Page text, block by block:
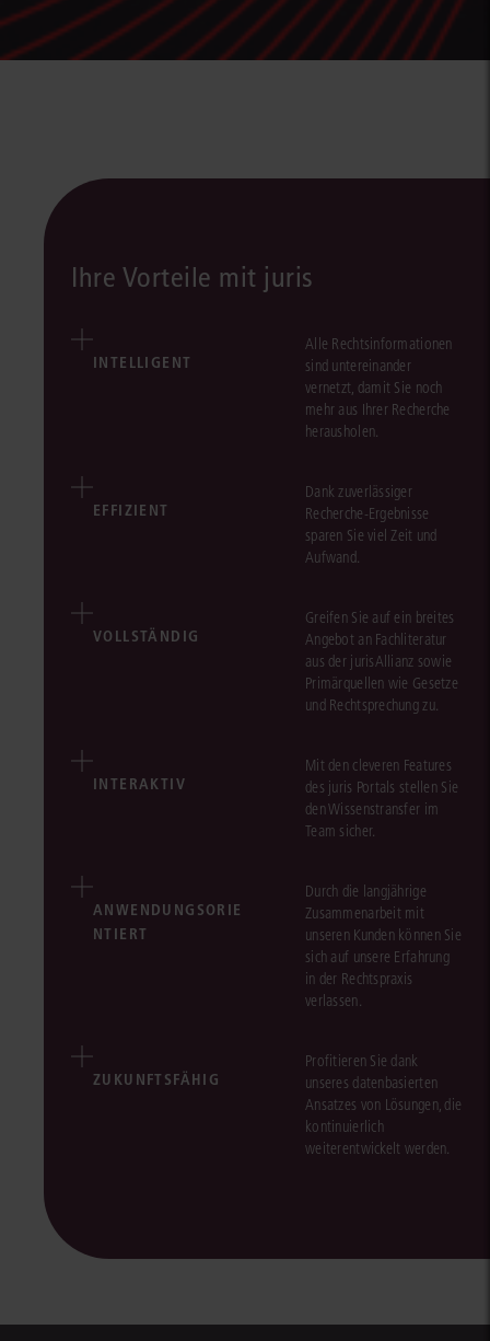
Ihre Vorteile mit juris
INTELLIGENT
Alle Rechtsinformationen
sind untereinander
vernetzt, damit Sie noch
mehr aus Ihrer Recherche
herausholen.
EFFIZIENT
Dank zuverlässiger
Recherche-Ergebnisse
sparen Sie viel Zeit und
Aufwand.
VOLLSTÄNDIG
Greifen Sie auf ein breites
Angebot an Fachliteratur
aus der jurisAllianz sowie
Primärquellen wie Gesetze
und Rechtsprechung zu.
INTERAKTIV
Mit den cleveren Features
des juris Portals stellen Sie
den Wissenstransfer im
Team sicher.
ANWENDUNGSORIE
NTIERT
Durch die langjährige
Zusammenarbeit mit
unseren Kunden können Sie
sich auf unsere Erfahrung
in der Rechtspraxis
verlassen.
ZUKUNFTSFÄHIG
Profitieren Sie dank
unseres datenbasierten
Ansatzes von Lösungen, die
kontinuierlich
weiterentwickelt werden.